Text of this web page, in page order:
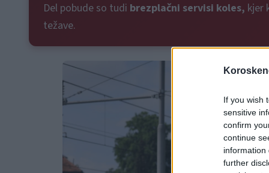
If you wish
sensitive
confirm
continue
information
further
Del pobude so tudi brezplačni servisi koles, kjer
težave.